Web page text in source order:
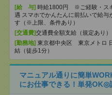
[給 与] 時給1800円 ※ご経験・ス
遇 スマホでかんたんに前払いで給与
す（※上限、条件あり）
[交通費]交通費全額支給（規定あり）
[勤務地] 東京都中央区 東京メトロ
結（徒歩1分）
マニュアル通りに簡単
にお仕事できる！単発OK◎